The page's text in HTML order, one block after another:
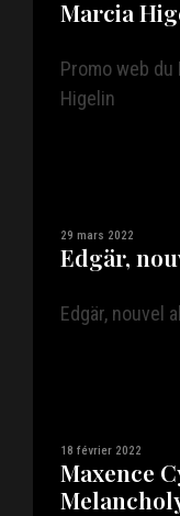
Marcia
Promo web du
Higelin
29 mars 2022
Edgär,
Edgär, nouvel
18 février 2022
Maxence